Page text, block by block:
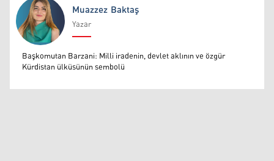
Muazzez Baktaş
Muazzez Baktaş
Yazar
Başkomutan Barzani: Milli iradenin, devlet aklının ve özgür
Kürdistan ülküsünün sembolü